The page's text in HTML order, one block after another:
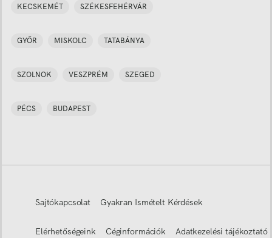
KECSKEMÉT SZÉKESFEHÉRVÁR
GYŐR MISKOLC TATABÁNYA
SZOLNOK VESZPRÉM SZEGED
PÉCS BUDAPEST
Sajtókapcsolat Gyakran Ismételt Kérdések
Elérhetőségeink Céginformációk Adatkezelési tájékoztató